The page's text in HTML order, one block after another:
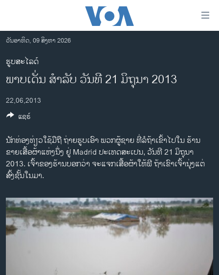
ເຂົ້າ
ຫາ
ຂ້າມ
ຂ້າມ
ໄປ
ຫາ
ຄົ້ນ
ລາວ
ອາເມຣິກາ
ການເລືອກຕັ້ງ ປະທານາທີບໍດີ ສະຫະລັດ 2024
ຂ່າວ​ຈີນ
ໂລກ
ເອເຊຍ
ອິດສະຫຼະພາບດ້ານການຂ່າວ
ຊຸມຊົນຊາວລາວ
ວິທະຍາສາດ-ເທັກໂນໂລຈີ
ວັນອາທິດ, 09 ສິງຫາ 2026
ຮູບສະໄລດ໌
ພາບເດັ່ນ ສໍາລັບ ວັນທີ 21 ມິຖຸນາ 2013
22,06,2013
ນັກທ່ອງທ່ຽວໃຊ້ມືຖື ຖ່າຍຮູບເອົາ ພວກຜູ້ຊາຍ ທີ່ລໍຖ້າເຂົ້າໄປໃນ ຮ້ານ
ຂາຍເສື້ອຜ້າແຫ່ງນຶ່ງ ຢູ່ Madrid ປະເທດສະເປນ, ວັນທີ 21 ມິຖຸນາ
2013. ເຈົ້າຂອງຮ້ານບອກວ່າ ຈະແຈກເສື້ອຜ້າໃຫ້ຟີ ຖ້າເຂົາເຈົ້ານຸ່ງແຕ່
ສົ້ງຊັ້ນໃນມາ.
ແຊຣ໌